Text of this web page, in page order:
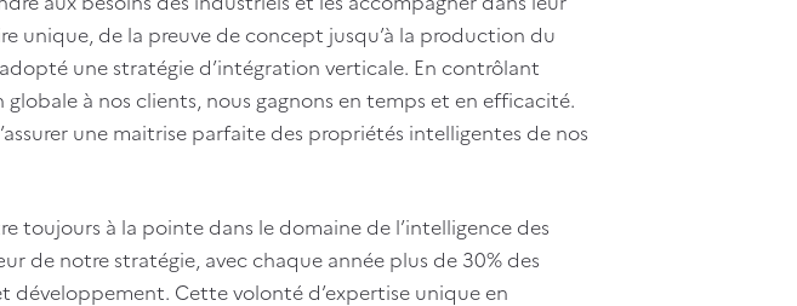
unique, de la preuve de concept jusqu’à la production du
une stratégie d’intégration verticale. En contrôlant
à nos clients, nous gagnons en temps et en efficacité.
une maitrise parfaite des propriétés intelligentes de nos
toujours à la pointe dans le domaine de l’intelligence des
de notre stratégie, avec chaque année plus de 30% des
développement. Cette volonté d’expertise unique en